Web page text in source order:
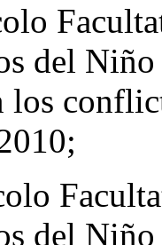
del
los
del